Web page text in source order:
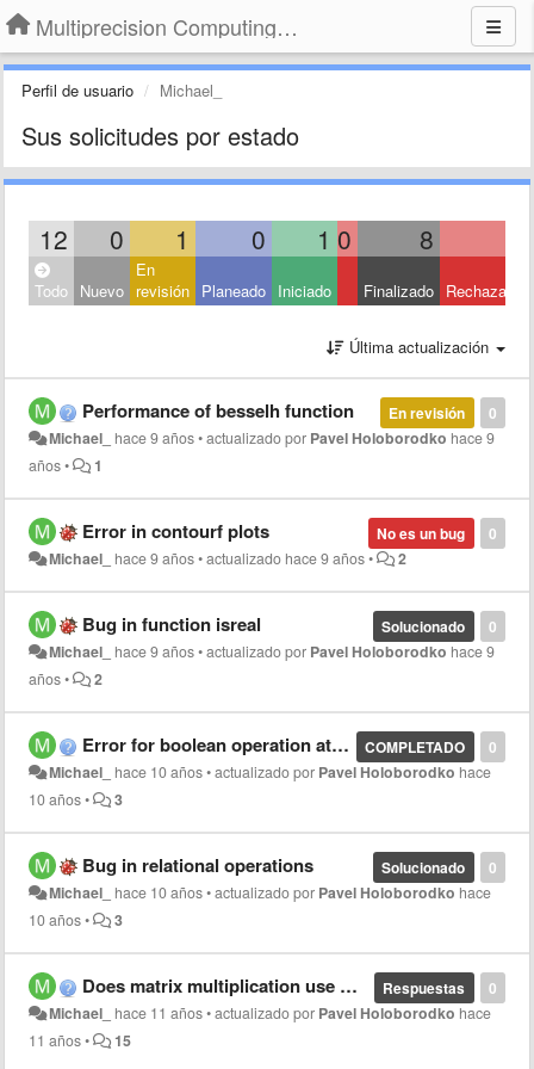
Multiprecision Computing Toolbox for MATLAB
Perfil de usuario Michael_
Sus solicitudes por estado
12 0 1 0 1 0 8
Todo Nuevo
En
revisión Planeado Iniciado Finalizado Rechazado
Última actualización
0
En revisión
Performance of besselh function
Michael_ hace 9 años•actualizado por Pavel Holoborodko hace 9
años• 1
0
No es un bug
Error in contourf plots
Michael_ hace 9 años•actualizado hace 9 años• 2
0
Solucionado
Bug in function isreal
Michael_ hace 9 años•actualizado por Pavel Holoborodko hace 9
años• 2
0
COMPLETADO
Error for boolean operation at certain precision
Michael_ hace 10 años•actualizado por Pavel Holoborodko hace
10 años• 3
0
Solucionado
Bug in relational operations
Michael_ hace 10 años•actualizado por Pavel Holoborodko hace
10 años• 3
0
Respuestas
Does matrix multiplication use multiple cores?
Michael_ hace 11 años•actualizado por Pavel Holoborodko hace
11 años• 15